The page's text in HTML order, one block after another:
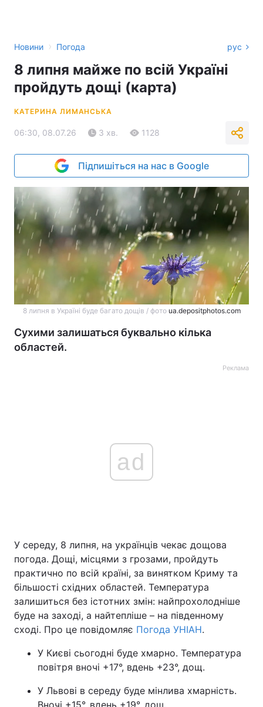
Новини › Погода рус
8 липня майже по всій Україні
пройдуть дощі (карта)
КАТЕРИНА ЛИМАНСЬКА
06:30, 08.07.26 3 хв. 1128
Підпишіться на нас в Google
8 липня в Україні буде багато дощів / фото ua.depositphotos.com
Сухими залишаться буквально кілька
областей.
Реклама
ad
У середу, 8 липня, на українців чекає дощова
погода. Дощі, місцями з грозами, пройдуть
практично по всій країні, за винятком Криму та
більшості східних областей. Температура
залишиться без істотних змін: найпрохолодніше
буде на заході, а найтепліше – на південному
сході. Про це повідомляє Погода УНІАН.
У Києві сьогодні буде хмарно. Температура
повітря вночі +17°, вдень +23°, дощ.
У Львові в середу буде мінлива хмарність.
Вночі +15°, вдень +19°, дощ.